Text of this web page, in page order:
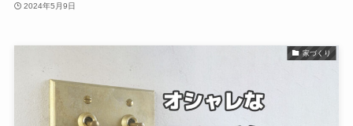
2024年5月9日
家づくり